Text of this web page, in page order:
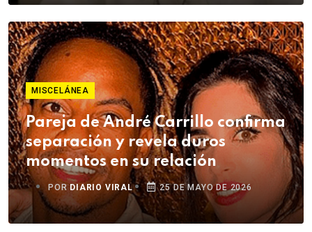
MISCELÁNEA
Pareja de André Carrillo confirma
separación y revela duros
momentos en su relación
PORDIARIO VIRAL 25 DE MAYO DE 2026